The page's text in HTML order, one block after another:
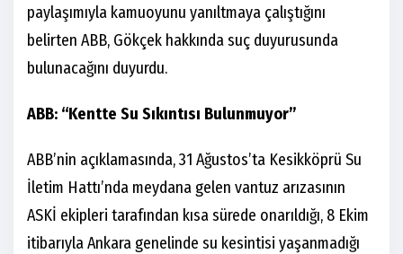
paylaşımıyla kamuoyunu yanıltmaya çalıştığını
belirten ABB, Gökçek hakkında suç duyurusunda
bulunacağını duyurdu.
ABB: “Kentte Su Sıkıntısı Bulunmuyor”
ABB’nin açıklamasında, 31 Ağustos’ta Kesikköprü Su
İletim Hattı’nda meydana gelen vantuz arızasının
ASKİ ekipleri tarafından kısa sürede onarıldığı, 8 Ekim
itibarıyla Ankara genelinde su kesintisi yaşanmadığı